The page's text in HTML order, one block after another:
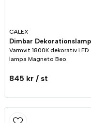
CALEX
Varmvit 1800K dekorativ LED
lampa Magneto Beo.
845 kr / st